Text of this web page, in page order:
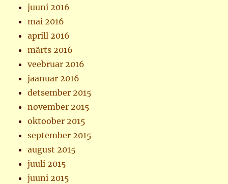
juuni 2016
mai 2016
aprill 2016
märts 2016
veebruar 2016
jaanuar 2016
detsember 2015
november 2015
oktoober 2015
september 2015
august 2015
juuli 2015
juuni 2015